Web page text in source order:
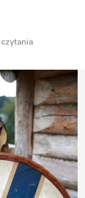
czytania